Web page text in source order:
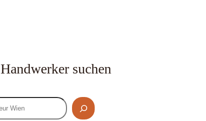
Handwerker suchen